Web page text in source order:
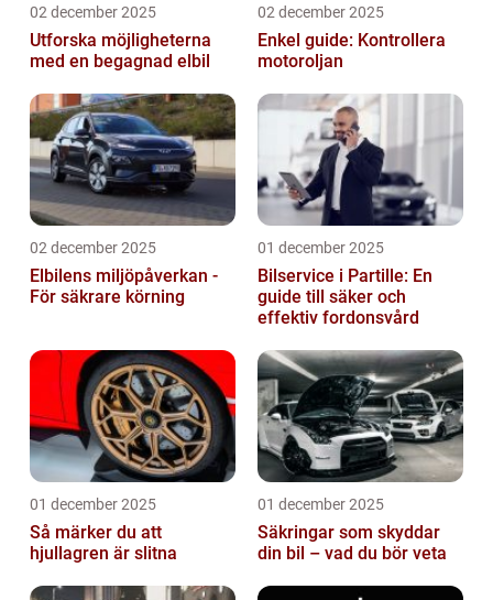
02 december 2025
Utforska möjligheterna
med en begagnad elbil
02 december 2025
Enkel guide: Kontrollera
motoroljan
02 december 2025
Elbilens miljöpåverkan -
För säkrare körning
01 december 2025
Bilservice i Partille: En
guide till säker och
effektiv fordonsvård
01 december 2025
Så märker du att
hjullagren är slitna
01 december 2025
Säkringar som skyddar
din bil – vad du bör veta